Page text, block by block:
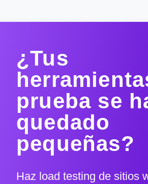
¿Tus
prueba se
quedado
pequeñas?
Haz load testing de sitios